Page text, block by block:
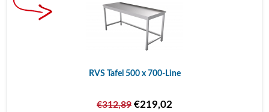
RVS Tafel 500 x 700-Line
€312,89 €219,02